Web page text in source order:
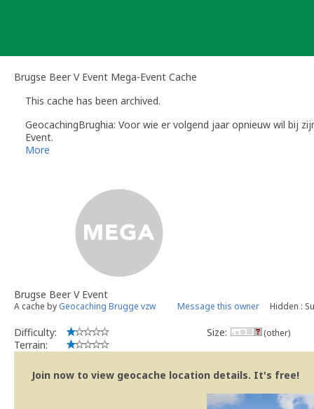
Brugse Beer V Event Mega-Event Cache
This cache has been archived.
GeocachingBrughia: Voor wie er volgend jaar opnieuw wil bij
Event.
Hou zeker ook onze website www.geocachingbrugge.be in de
Be sure to watch our website www.geocachingbrugge.be for
More
Brugse Beer V Event
A cache by Geocaching Brugge vzw Message this owner Hidden :
Difficulty:
Terrain:
Size: (other)
Join now to view geocache location details. It's free!